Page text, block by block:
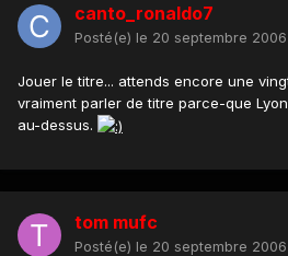
canto_ronaldo7
Posté(e) le 20 septembre 2006
Jouer le titre... attends encore une
vraiment parler de titre parce-que
au-dessus.
tom mufc
Posté(e) le 20 septembre 2006